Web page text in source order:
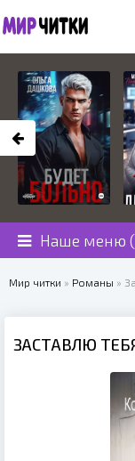
Наше меню
Мир читки » Романы »
ЗАСТАВЛЮ